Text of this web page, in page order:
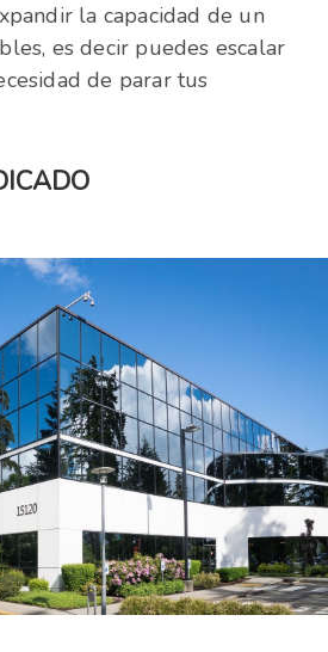
la capacidad de un
es decir puedes escalar
de parar tus